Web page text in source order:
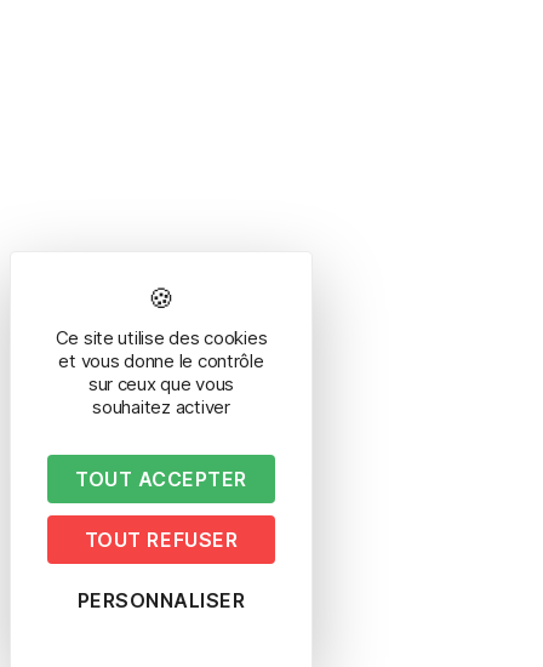
Ce site utilise des cookies
et vous donne le contrôle
sur ceux que vous
souhaitez activer
TOUT ACCEPTER
TOUT REFUSER
PERSONNALISER